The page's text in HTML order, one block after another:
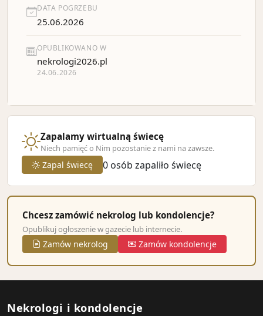
DATA POGRZEBU
25.06.2026
OPUBLIKOWANO W
nekrologi2026.pl
24.06.2026
Zapalamy wirtualną świecę
Niech pamięć o Nim pozostanie z nami na zawsze.
Zapal świecę 0 osób zapaliło świecę
Chcesz zamówić nekrolog lub kondolencje?
Opublikuj ogłoszenie w gazecie lub internecie.
Zamów nekrolog Zamów kondolencje
Nekrologi i kondolencje